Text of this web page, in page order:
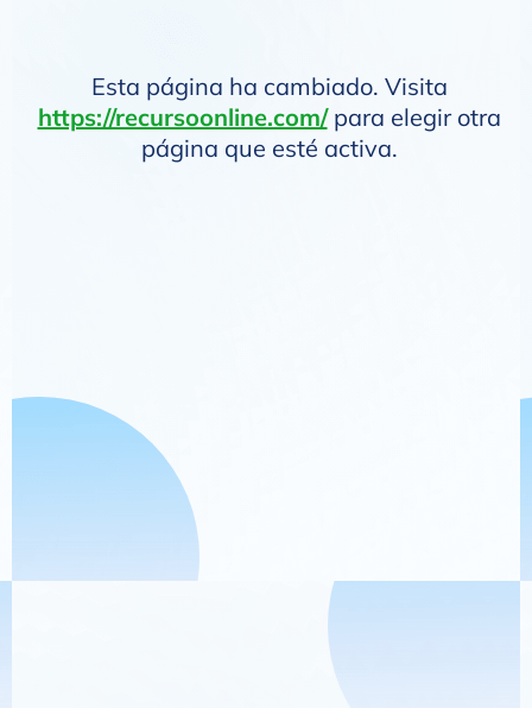
Esta página ha cambiado. Visita
https://recursoonline.com/ para elegir otra
página que esté activa.